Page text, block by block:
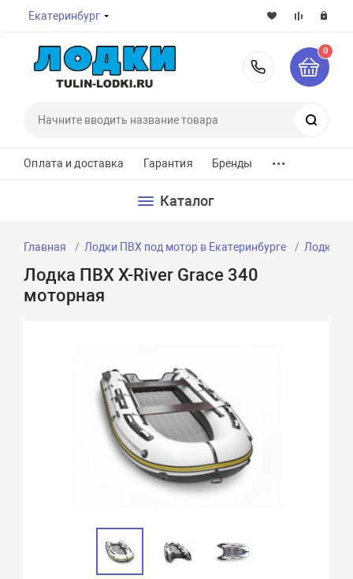
Екатеринбург
8-800-
0
Оплата и доставка Гарантия Бренды ...
Каталог
Главная Лодки ПВХ под мотор в Екатеринбурге Лодки
Лодка ПВХ X-River Grace 340
моторная